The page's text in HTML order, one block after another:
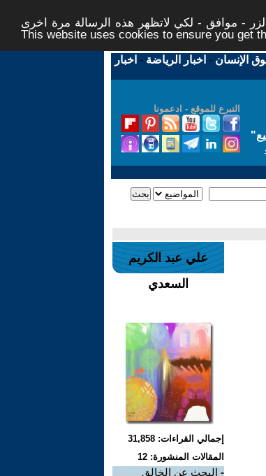
- موافق - لكي لاتظهر هذه الرسالة مرة اخرى -
This website uses cookies to ensure you get
الإنسان - اخبار الرياضة - اخبار
التبرع للموقع - ادعمونا
"
علي عبد الكريم
السعدي
إجمالي القراءات: 31,858
المقالات المنشورة: 12
- البحث عن الخالق